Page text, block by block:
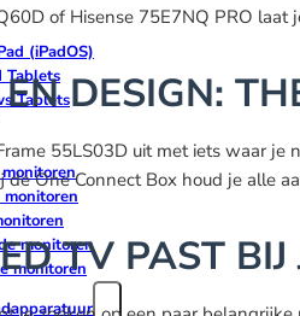
(iPadOS)
Tablets
Tablets
monitoren
monitoren
monitoren
of Hisense 75E7NQ PRO
DESIGN:
55LS03D uit met iets waar
de One Connect Box houd je alle
TV PAST BIJ